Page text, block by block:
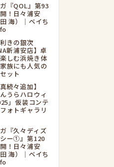
『QOL』第93
！日々浦安
田 海）｜ベイち
利きの銀次
新浦安店】卓
しむ浜焼き体
族にも人気の
ット
真続々追加】
んうらハロウィ
」仮装コンテ
ォトギャラリ
『久々ディズ
ー①』第120
！日々浦安
田 海）｜ベイち